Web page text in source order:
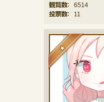
観覧数：
6514
投票数：
11
★